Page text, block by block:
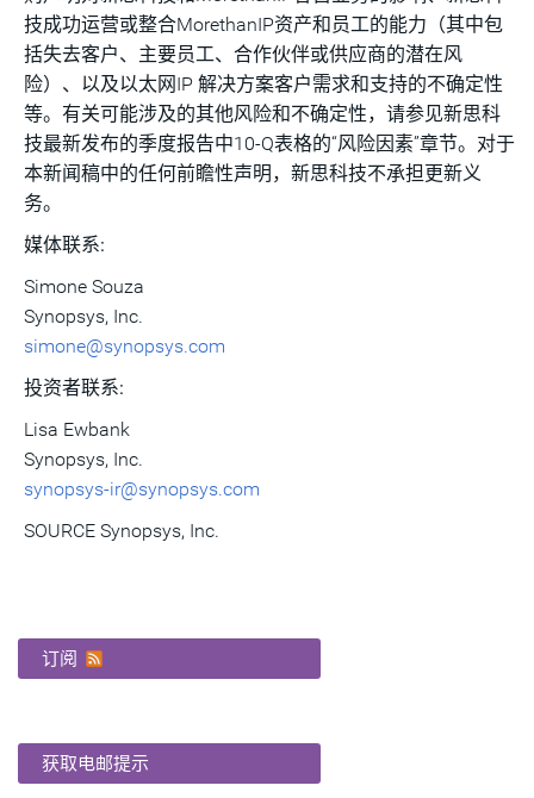
技成功运营或整合MorethanIP资产和员工的能力（其中包
括失去客户、主要员工、合作伙伴或供应商的潜在风
险）、以及以太网IP 解决方案客户需求和支持的不确定性
等。有关可能涉及的其他风险和不确定性，请参见新思科
技最新发布的季度报告中10-Q表格的“风险因素”章节。对于
本新闻稿中的任何前瞻性声明，新思科技不承担更新义
务。
媒体联系:
Simone Souza
Synopsys, Inc.
simone@synopsys.com
投资者联系:
Lisa Ewbank
Synopsys, Inc.
synopsys-ir@synopsys.com
SOURCE Synopsys, Inc.
订阅
获取电邮提示